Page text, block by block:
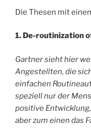
Die Thesen mit
1. De-routinization
Gartner sieht hier
Angestellten, die
einfachen
speziell nur der
positive
aber zum einen das